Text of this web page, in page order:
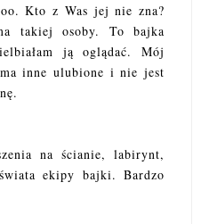
Kto z Was jej nie zna?
takiej osoby. To bajka
ją oglądać. Mój
inne ulubione i nie jest
na ścianie, labirynt,
ekipy bajki. Bardzo